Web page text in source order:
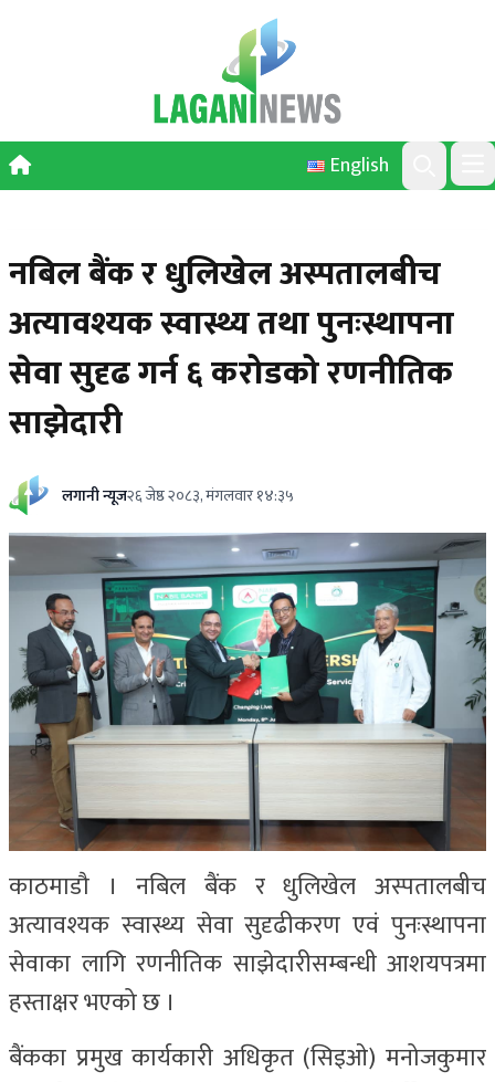
English
Search
नबिल बैंक र धुलिखेल अस्पतालबीच
अत्यावश्यक स्वास्थ्य तथा पुनःस्थापना
सेवा सुदृढ गर्न ६ करोडको रणनीतिक
साझेदारी
लगानी न्यूज२६ जेष्ठ २०८३, मंगलवार १४:३५
काठमाडौ‌ । नबिल बैंक र धुलिखेल अस्पतालबीच
अत्यावश्यक स्वास्थ्य सेवा सुदृढीकरण एवं पुनःस्थापना
सेवाका लागि रणनीतिक साझेदारीसम्बन्धी आशयपत्रमा
हस्ताक्षर भएको छ ।
बैंकका प्रमुख कार्यकारी अधिकृत (सिइओ) मनोजकुमार